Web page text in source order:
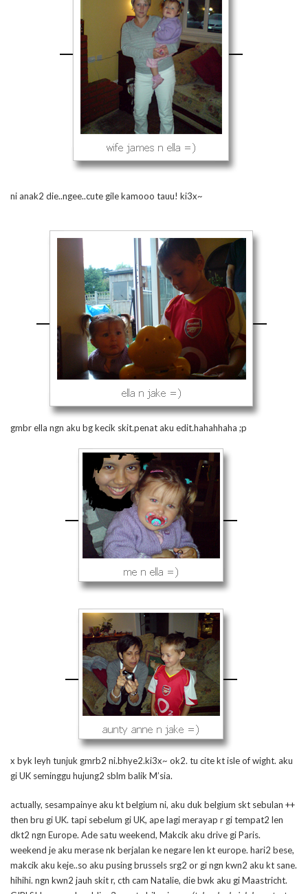
ni anak2 die..ngee..cute gile kamooo tauu! ki3x~
gmbr ella ngn aku bg kecik skit.penat aku edit.hahahhaha ;p
x byk leyh tunjuk gmrb2 ni.bhye2.ki3x~ ok2. tu cite kt isle of wight. aku
gi UK seminggu hujung2 sblm balik M’sia.
actually, sesampainye aku kt belgium ni, aku duk belgium skt sebulan ++
then bru gi UK. tapi sebelum gi UK, ape lagi merayap r gi tempat2 len
dkt2 ngn Europe. Ade satu weekend, Makcik aku drive gi Paris.
weekend je aku merase nk berjalan ke negare len kt europe. hari2 bese,
makcik aku keje..so aku pusing brussels srg2 or gi ngn kwn2 aku kt sane.
hihihi. ngn kwn2 jauh skit r, cth cam Natalie, die bwk aku gi Maastricht.